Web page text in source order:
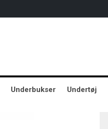
Underbukser Undertøj